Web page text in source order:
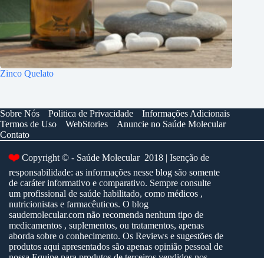
Zinco Quelato
Sobre Nós Politica de Privacidade
Informações Adicionais
Termos de Uso
WebStories
Anuncie no Saúde Molecular
Contato
❤️ Copyright © - Saúde Molecular 2018 | Isenção de
responsabilidade: as informações nesse blog são somente
de caráter informativo e comparativo. Sempre consulte
um profissional de saúde habilitado, como médicos ,
nutricionistas e farmacêuticos. O blog
saudemolecular.com não recomenda nenhum tipo de
medicamentos , suplementos, ou tratamentos, apenas
aborda sobre o conhecimento. Os Reviews e sugestões de
produtos aqui apresentados são apenas opinião pessoal de